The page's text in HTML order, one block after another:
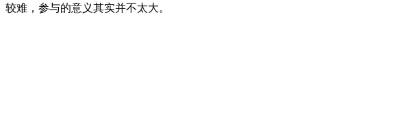
较难，参与的意义其实并不太大。